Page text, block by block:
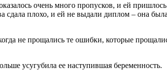
очень много пропусков, и ей
плохо, и ей не выдали диплом – она была
не прощались те ошибки, которые
усугубила ее наступившая беременность.